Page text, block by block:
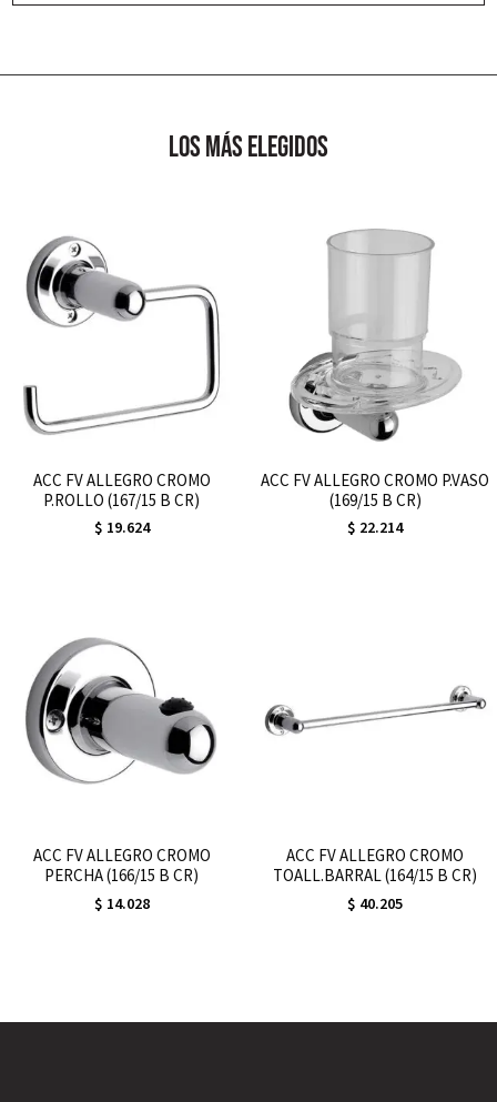
los más elegidos
ACC FV ALLEGRO CROMO
P.ROLLO (167/15 B CR)
$ 19.624
ACC FV ALLEGRO CROMO P.VASO
(169/15 B CR)
$ 22.214
ACC FV ALLEGRO CROMO
PERCHA (166/15 B CR)
$ 14.028
ACC FV ALLEGRO CROMO
TOALL.BARRAL (164/15 B CR)
$ 40.205